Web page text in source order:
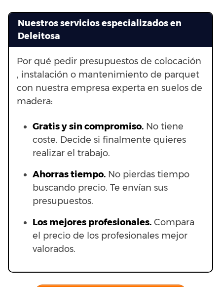
Nuestros servicios especializados en
Deleitosa
Por qué pedir presupuestos de colocación
, instalación o mantenimiento de parquet
con nuestra empresa experta en suelos de
madera:
Gratis y sin compromiso. No tiene
coste. Decide si finalmente quieres
realizar el trabajo.
Ahorras tiempo. No pierdas tiempo
buscando precio. Te envían sus
presupuestos.
Los mejores profesionales. Compara
el precio de los profesionales mejor
valorados.